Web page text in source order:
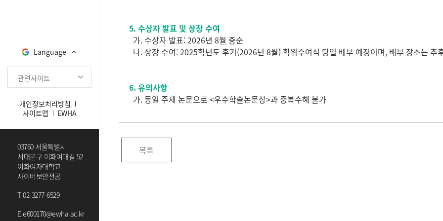
Language
관련사이트
개인정보처리방침
사이트맵
EWHA
03760 서울특별시
서대문구 이화여대길 52
이화여자대학교
사이버보안전공
T.02-3277-6529
E.e600170@ewha.ac.kr
5. 수상자 발표 및 상장 수여
가. 수상자 발표: 2026년 8월 중순
나. 상장 수여: 2025학년도 후기(2026년 8월) 학위수여식 당일 배부 예정이며, 배부 장소는 추
6. 유의사항
가. 동일 주제 논문으로 <우수학술논문상>과 중복수혜 불가
목록